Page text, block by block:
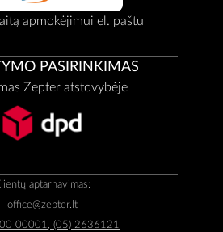
apmokėjimui el. paštu
PASIRINKIMAS
Zepter atstovybėje
aptarnavimas:
office@zepter.lt
00001, (05) 2636121